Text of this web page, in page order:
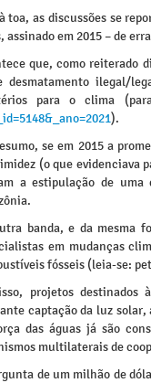
toa, as discussões se
assinado em 2015 – de
que, como reiterado
desmatamento ilegal/
para o clima
).
se em 2015 a
(o que evidenciava
a estipulação de
banda, e da mesma
em mudanças
fósseis (leia-se:
projetos destinados
captação da luz
das águas já são
multilaterais de
de um milhão de